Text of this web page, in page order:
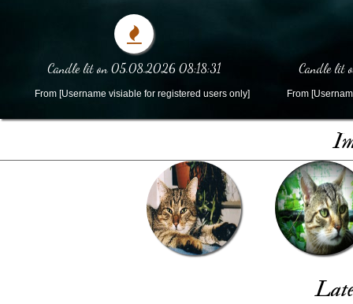
Candle lit on 05.08.2026 08:18:31
From [Username visiable for registered users only]
Candle lit
From